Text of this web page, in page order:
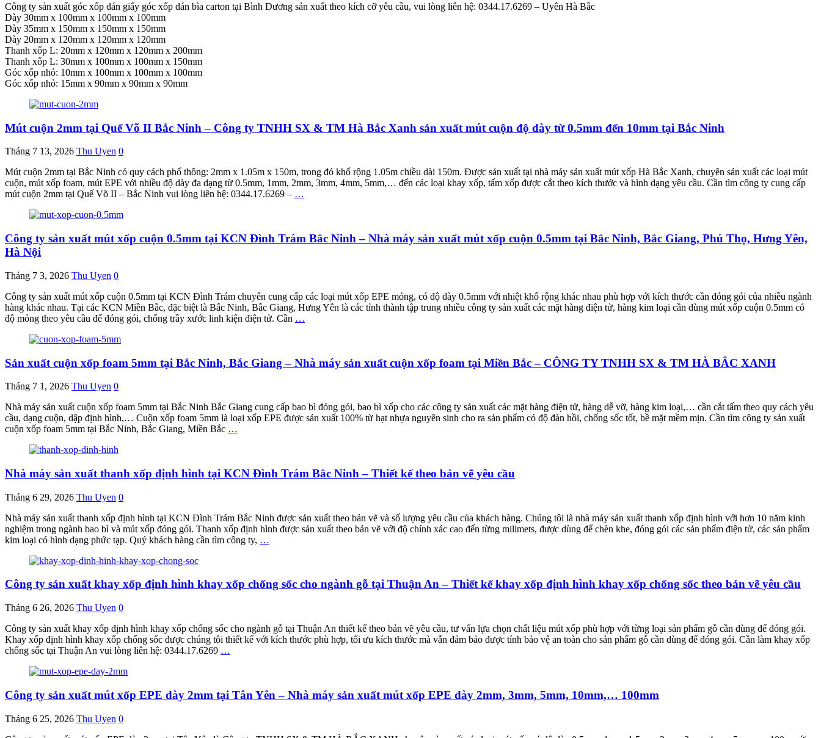
Công ty sản xuất góc xốp dán giấy góc xốp dán bìa carton tại Bình Dương sản xuất theo kích cỡ yêu cầu, vui lòng liên hệ: 0344.17.6269 – Uyên Hà Bắc
Dày 30mm x 100mm x 100mm x 100mm
Dày 35mm x 150mm x 150mm x 150mm
Dày 20mm x 120mm x 120mm x 120mm
Thanh xốp L: 20mm x 120mm x 120mm x 200mm
Thanh xốp L: 30mm x 100mm x 100mm x 150mm
Góc xốp nhỏ: 10mm x 100mm x 100mm x 100mm
Góc xốp nhỏ: 15mm x 90mm x 90mm x 90mm
Mút cuộn 2mm tại Quế Võ II Bắc Ninh – Công ty TNHH SX & TM Hà Bắc Xanh sản xuất mút cuộn độ dày từ 0.5mm đến 10mm tại Bắc Ninh
Tháng 7 13, 2026 Thu Uyen 0
Mút cuộn 2mm tại Bắc Ninh có quy cách phổ thông: 2mm x 1.05m x 150m, trong đó khổ rộng 1.05m chiều dài 150m. Được sản xuất tại nhà máy sản xuất mút xốp Hà Bắc Xanh, chuyên sản xuất các loại mút
cuộn, mút xốp foam, mút EPE với nhiều độ dày đa dạng từ 0.5mm, 1mm, 2mm, 3mm, 4mm, 5mm,… đến các loại khay xốp, tấm xốp được cắt theo kích thước và hình dạng yêu cầu. Cần tìm công ty cung cấp
mút cuộn 2mm tại Quế Võ II – Bắc Ninh vui lòng liên hệ: 0344.17.6269 – …
Công ty sản xuất mút xốp cuộn 0.5mm tại KCN Đình Trám Bắc Ninh – Nhà máy sản xuất mút xốp cuộn 0.5mm tại Bắc Ninh, Bắc Giang, Phú Thọ, Hưng Yên,
Hà Nội
Tháng 7 3, 2026 Thu Uyen 0
Công ty sản xuất mút xốp cuộn 0.5mm tại KCN Đình Trám chuyên cung cấp các loại mút xốp EPE mỏng, có độ dày 0.5mm với nhiệt khổ rộng khác nhau phù hợp với kích thước cần đóng gói của nhiều ngành
hàng khác nhau. Tại các KCN Miền Bắc, đặc biệt là Bắc Ninh, Bắc Giang, Hưng Yên là các tỉnh thành tập trung nhiều công ty sản xuất các mặt hàng điện tử, hàng kim loại cần dùng mút xốp cuộn 0.5mm có
độ mỏng theo yêu cầu để đóng gói, chống trầy xước linh kiện điện tử. Cần …
Sản xuất cuộn xốp foam 5mm tại Bắc Ninh, Bắc Giang – Nhà máy sản xuất cuộn xốp foam tại Miền Bắc – CÔNG TY TNHH SX & TM HÀ BẮC XANH
Tháng 7 1, 2026 Thu Uyen 0
Nhà máy sản xuất cuộn xốp foam 5mm tại Bắc Ninh Bắc Giang cung cấp bao bì đóng gói, bao bì xốp cho các công ty sản xuất các mặt hàng điện tử, hàng dễ vỡ, hàng kim loại,… cần cắt tấm theo quy cách yêu
cầu, dạng cuộn, dập định hình,… Cuộn xốp foam 5mm là loại xốp EPE được sản xuất 100% từ hạt nhựa nguyên sinh cho ra sản phẩm có độ đàn hồi, chống sốc tốt, bề mặt mềm mịn. Cần tìm công ty sản xuất
cuộn xốp foam 5mm tại Bắc Ninh, Bắc Giang, Miền Bắc …
Nhà máy sản xuất thanh xốp định hình tại KCN Đình Trám Bắc Ninh – Thiết kế theo bản vẽ yêu cầu
Tháng 6 29, 2026 Thu Uyen 0
Nhà máy sản xuất thanh xốp định hình tại KCN Đình Trám Bắc Ninh được sản xuất theo bản vẽ và số lượng yêu cầu của khách hàng. Chúng tôi là nhà máy sản xuất thanh xốp định hình với hơn 10 năm kinh
nghiệm trong ngành bao bì và mút xốp đóng gói. Thanh xốp định hình được sản xuất theo bản vẽ với độ chính xác cao đến từng milimets, được dùng để chèn khe, đóng gói các sản phẩm điện tử, các sản phẩm
kim loại có hình dạng phức tạp. Quý khách hàng cần tìm công ty, …
Công ty sản xuất khay xốp định hình khay xốp chống sốc cho ngành gỗ tại Thuận An – Thiết kế khay xốp định hình khay xốp chống sốc theo bản vẽ yêu cầu
Tháng 6 26, 2026 Thu Uyen 0
Công ty sản xuất khay xốp định hình khay xốp chống sốc cho ngành gỗ tại Thuận An thiết kế theo bản vẽ yêu cầu, tư vấn lựa chọn chất liệu mút xốp phù hợp với từng loại sản phẩm gỗ cần dùng để đóng gói.
Khay xốp định hình khay xốp chống sốc được chúng tôi thiết kế với kích thước phù hợp, tối ưu kích thước mà vẫn đảm bảo được tính bảo vệ an toàn cho sản phẩm gỗ cần dùng để đóng gói. Cần làm khay xốp
chống sốc tại Thuận An vui lòng liên hệ: 0344.17.6269 …
Công ty sản xuất mút xốp EPE dày 2mm tại Tân Yên – Nhà máy sản xuất mút xốp EPE dày 2mm, 3mm, 5mm, 10mm,… 100mm
Tháng 6 25, 2026 Thu Uyen 0